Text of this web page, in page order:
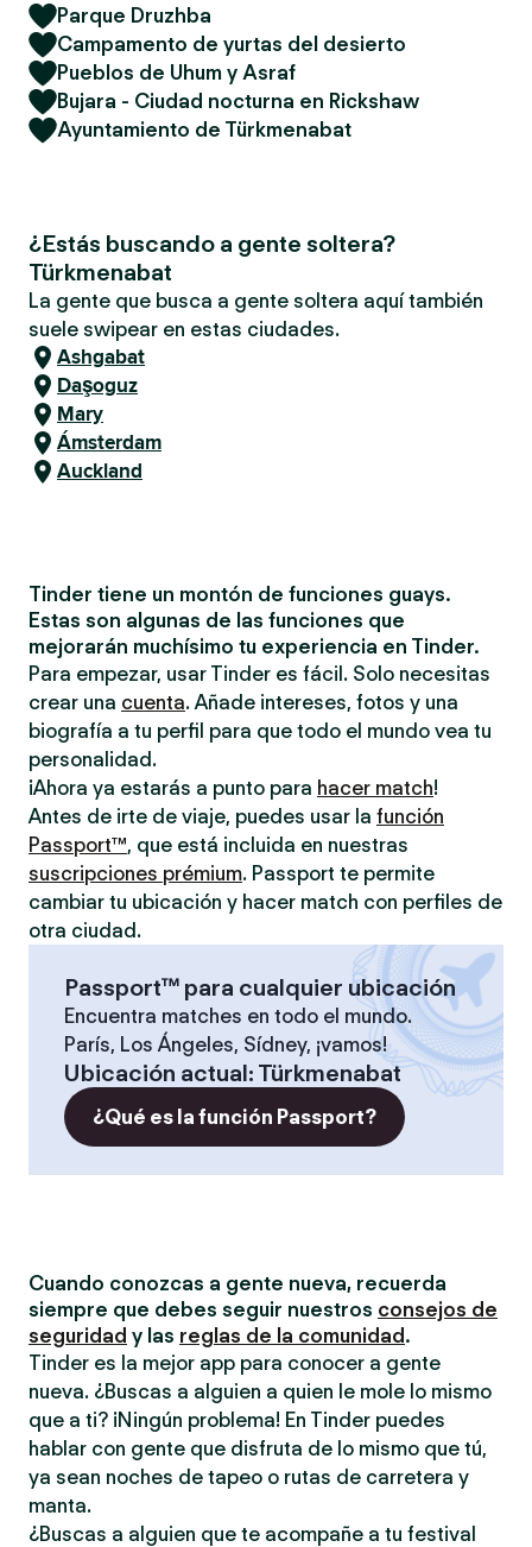
Parque Druzhba
Campamento de yurtas del desierto
Pueblos de Uhum y Asraf
Bujara - Ciudad nocturna en Rickshaw
Ayuntamiento de Türkmenabat
¿Estás buscando a gente soltera?
Türkmenabat
La gente que busca a gente soltera aquí también
suele swipear en estas ciudades.
Ashgabat
Daşoguz
Mary
Ámsterdam
Auckland
Tinder tiene un montón de funciones guays.
Estas son algunas de las funciones que
mejorarán muchísimo tu experiencia en Tinder.
Para empezar, usar Tinder es fácil. Solo necesitas
crear una cuenta. Añade intereses, fotos y una
biografía a tu perfil para que todo el mundo vea tu
personalidad.
¡Ahora ya estarás a punto para hacer match!
Antes de irte de viaje, puedes usar la función
Passport™, que está incluida en nuestras
suscripciones prémium. Passport te permite
cambiar tu ubicación y hacer match con perfiles de
otra ciudad.
Passport™ para cualquier ubicación
Encuentra matches en todo el mundo.
París, Los Ángeles, Sídney, ¡vamos!
Ubicación actual: Türkmenabat
¿Qué es la función Passport?
Cuando conozcas a gente nueva, recuerda
siempre que debes seguir nuestros consejos de
seguridad y las reglas de la comunidad .
Tinder es la mejor app para conocer a gente
nueva. ¿Buscas a alguien a quien le mole lo mismo
que a ti? ¡Ningún problema! En Tinder puedes
hablar con gente que disfruta de lo mismo que tú,
ya sean noches de tapeo o rutas de carretera y
manta.
¿Buscas a alguien que te acompañe a tu festival